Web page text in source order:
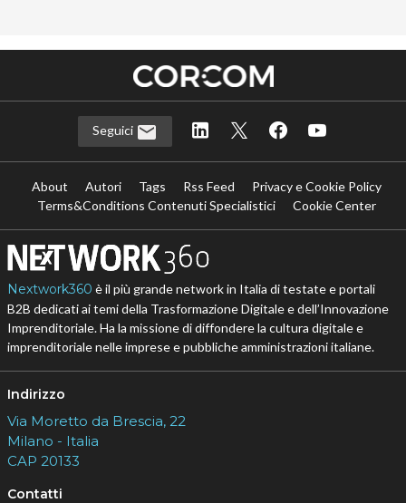
Seguici
About Autori Tags Rss Feed
Privacy e Cookie Policy
Terms&Conditions Contenuti Specialistici
Cookie Center
Nextwork360 è il più grande network in Italia di testate e portali
B2B dedicati ai temi della Trasformazione Digitale e dell’Innovazione
Imprenditoriale. Ha la missione di diffondere la cultura digitale e
imprenditoriale nelle imprese e pubbliche amministrazioni italiane.
Indirizzo
Via Moretto da Brescia, 22
Milano - Italia
CAP 20133
Contatti